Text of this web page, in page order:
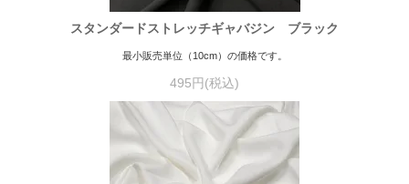
スタンダードストレッチギャバジン ブラック
最小販売単位（10cm）の価格です。
495円(税込)